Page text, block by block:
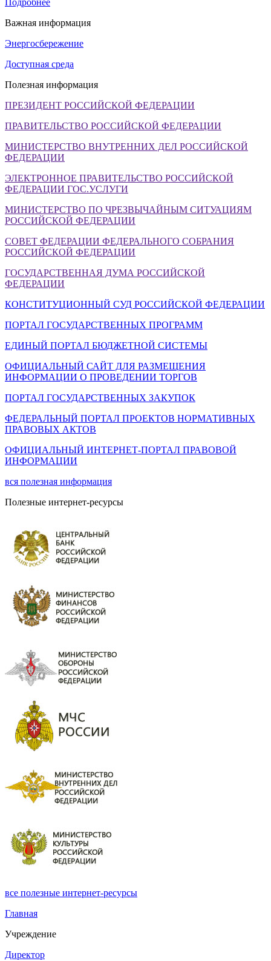
Подробнее
Важная информация
Энергосбережение
Доступная среда
Полезная информация
ПРЕЗИДЕНТ РОССИЙСКОЙ ФЕДЕРАЦИИ
ПРАВИТЕЛЬСТВО РОССИЙСКОЙ ФЕДЕРАЦИИ
МИНИСТЕРСТВО ВНУТРЕННИХ ДЕЛ РОССИЙСКОЙ
ФЕДЕРАЦИИ
ЭЛЕКТРОННОЕ ПРАВИТЕЛЬСТВО РОССИЙСКОЙ
ФЕДЕРАЦИИ ГОС.УСЛУГИ
МИНИСТЕРСТВО ПО ЧРЕЗВЫЧАЙНЫМ СИТУАЦИЯМ
РОССИЙСКОЙ ФЕДЕРАЦИИ
СОВЕТ ФЕДЕРАЦИИ ФЕДЕРАЛЬНОГО СОБРАНИЯ
РОССИЙСКОЙ ФЕДЕРАЦИИ
ГОСУДАРСТВЕННАЯ ДУМА РОССИЙСКОЙ
ФЕДЕРАЦИИ
КОНСТИТУЦИОННЫЙ СУД РОССИЙСКОЙ ФЕДЕРАЦИИ
ПОРТАЛ ГОСУДАРСТВЕННЫХ ПРОГРАММ
ЕДИНЫЙ ПОРТАЛ БЮДЖЕТНОЙ СИСТЕМЫ
ОФИЦИАЛЬНЫЙ САЙТ ДЛЯ РАЗМЕЩЕНИЯ
ИНФОРМАЦИИ О ПРОВЕДЕНИИ ТОРГОВ
ПОРТАЛ ГОСУДАРСТВЕННЫХ ЗАКУПОК
ФЕДЕРАЛЬНЫЙ ПОРТАЛ ПРОЕКТОВ НОРМАТИВНЫХ
ПРАВОВЫХ АКТОВ
ОФИЦИАЛЬНЫЙ ИНТЕРНЕТ-ПОРТАЛ ПРАВОВОЙ
ИНФОРМАЦИИ
вся полезная информация
Полезные интернет-ресурсы
все полезные интернет-ресурсы
Главная
Учреждение
Директор